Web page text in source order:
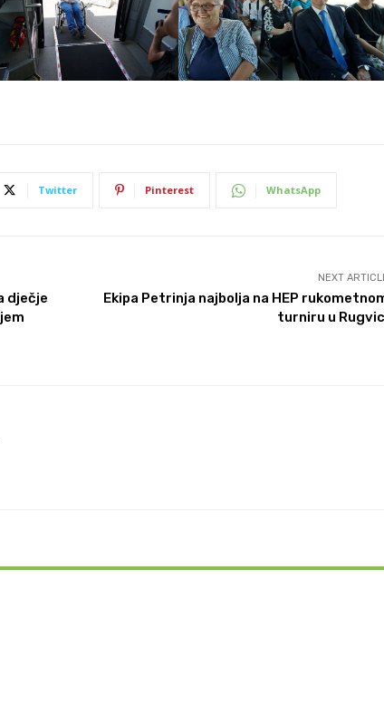
Twitter Pinterest WhatsApp
dječje
NEXT
Ekipa Petrinja najbolja na HEP
turniru u